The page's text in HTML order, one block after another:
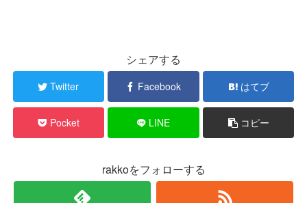
シェアする
Twitter Facebook はてブ
Pocket LINE コピー
rakkoをフォローする